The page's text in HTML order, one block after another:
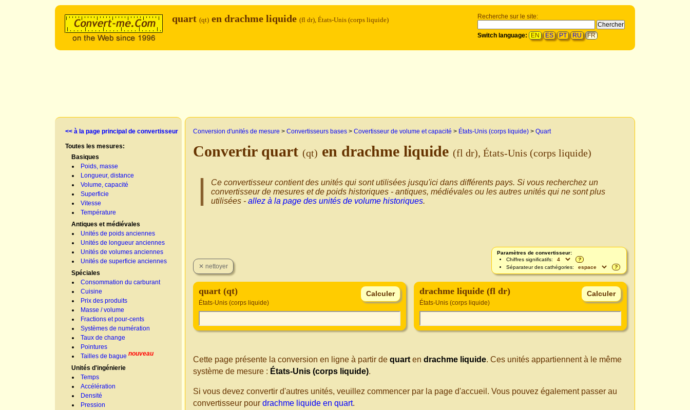
Recherche sur le site:
Switch language: EN ES PT RU FR
quart (qt) en drachme liquide (fl dr), États-Unis (corps liquide)
<< à la page principal de convertisseur
Toutes les mesures:
Basiques
Poids, masse
Longueur, distance
Volume, capacité
Superficie
Vitesse
Température
Antiques et médiévales
Unités de poids anciennes
Unités de longueur anciennes
Unités de volumes anciennes
Unités de superficie anciennes
Spéciales
Consommation du carburant
Cuisine
Prix des produits
Masse / volume
Fractions et pour-cents
Systèmes de numération
Taux de change
Pointures
Tailles de bague nouveau
Unités d'ingénierie
Temps
Accélération
Densité
Pression
Conversion d'unités de mesure > Convertisseurs bases > Covertisseur de volume et capacité > États-Unis (corps liquide) > Quart
Convertir quart (qt) en drachme liquide (fl dr), États-Unis (corps liquide)
Ce convertisseur contient des unités qui sont utilisées jusqu'ici dans différents pays. Si vous recherchez un
convertisseur de mesures et de poids historiques - antiques, médiévales ou les autres unités qui ne sont plus
utilisées - allez à la page des unités de volume historiques.
Paramètres de convertisseur:
Chiffres significatifs:
?
Séparateur des cathégories:
?
quart (qt)
États-Unis (corps liquide)
drachme liquide (fl dr)
États-Unis (corps liquide)
Cette page présente la conversion en ligne à partir de quart en drachme liquide. Ces unités appartiennent à le même
système de mesure : États-Unis (corps liquide).
Si vous devez convertir d'autres unités, veuillez commencer par la page d'accueil. Vous pouvez également passer au
convertisseur pour drachme liquide en quart.